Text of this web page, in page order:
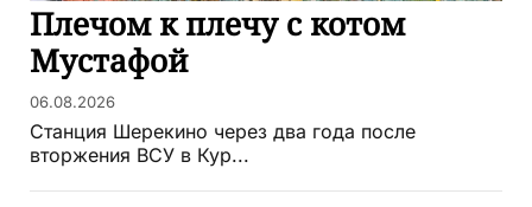
Плечом к плечу с котом
Мустафой
06.08.2026
Станция Шерекино через два года после
вторжения ВСУ в Кур...